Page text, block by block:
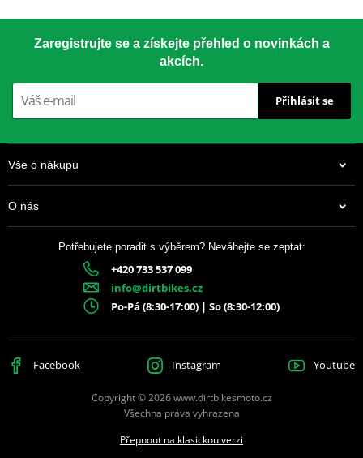
Zaregistrujte se a získejte přehled o novinkách a
akcích.
Přihlásit se
Vše o nákupu
O nás
Potřebujete poradit s výběrem? Neváhejte se zeptat:
+420 733 537 099
info@dirtbikes.cz
Po-Pá (8:30-17:00) | So (8:30-12:00)
Facebook Instagram Youtube
Copyright © 2026 www.dirtbikesmoto.cz
Všechna práva vyhrazena
Přepnout na klasickou verzi